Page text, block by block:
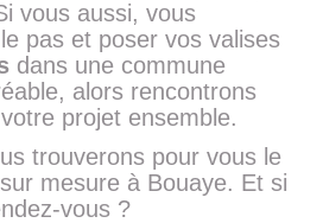
vous aussi, vous
pas et poser vos valises
dans une commune
alors rencontrons
projet ensemble.
trouverons pour vous le
sur mesure à Bouaye. Et si
vous ?